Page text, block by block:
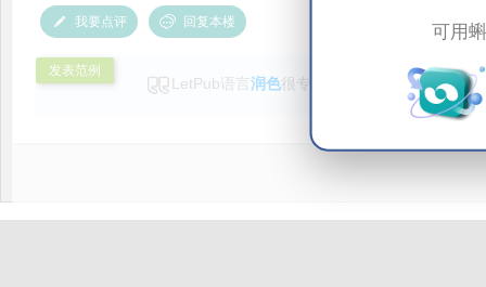
可用
我要点评 回复本楼
发表范例
LetPub语言润色很专业，修改也很细致，效率